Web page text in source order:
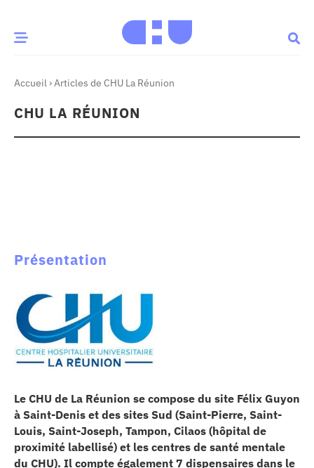
MOMENT
ce qu’un CHU ?
articles
santé
Accueil ›Articles de CHU La Réunion
CHU LA RÉUNION
Présentation
Le CHU de La Réunion se compose du site Félix Guyon
à Saint-Denis et des sites Sud (Saint-Pierre, Saint-
Louis, Saint-Joseph, Tampon, Cilaos (hôpital de
proximité labellisé) et les centres de santé mentale
du CHU). Il compte également 7 dispensaires dans le